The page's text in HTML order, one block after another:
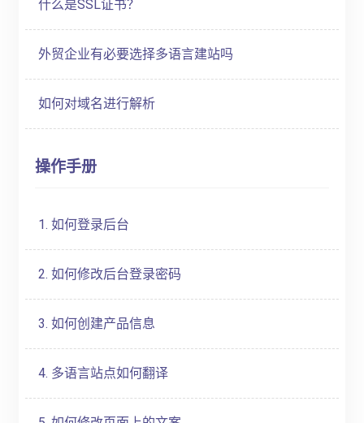
什么是SSL证书？
外贸企业有必要选择多语言建站吗
如何对域名进行解析
操作手册
1. 如何登录后台
2. 如何修改后台登录密码
3. 如何创建产品信息
4. 多语言站点如何翻译